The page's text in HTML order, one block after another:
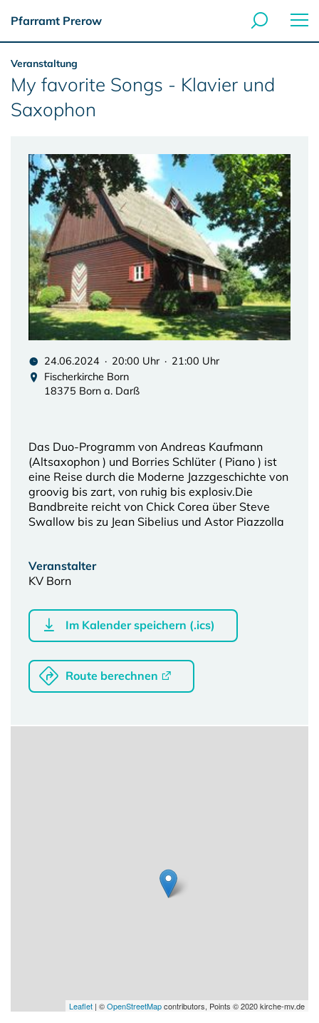
Pfarramt Prerow
Veranstaltung
My favorite Songs - Klavier und
Saxophon
24.06.2024 · 20:00 Uhr · 21:00 Uhr
Fischerkirche Born
18375 Born a. Darß
Das Duo-Programm von Andreas Kaufmann
(Altsaxophon ) und Borries Schlüter ( Piano ) ist
eine Reise durch die Moderne Jazzgeschichte von
groovig bis zart, von ruhig bis explosiv.Die
Bandbreite reicht von Chick Corea über Steve
Swallow bis zu Jean Sibelius und Astor Piazzolla
Veranstalter
KV Born
Im Kalender speichern (.ics)
Route berechnen
Leaflet | ©OpenStreetMapcontributors, Points © 2020 kirche-mv.de